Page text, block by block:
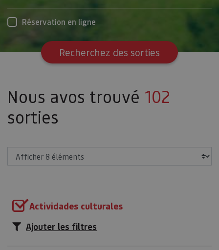
Réservation en ligne
Recherchez des sorties
Nous avos trouvé 102
sorties
Actividades culturales
Ajouter les filtres